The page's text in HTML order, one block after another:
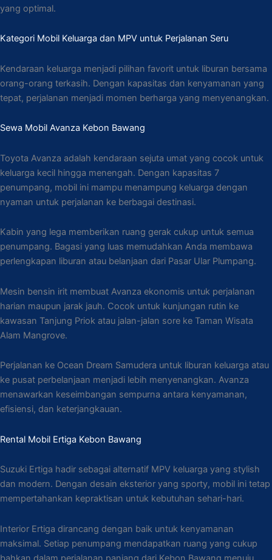
yang optimal.
Kategori Mobil Keluarga dan MPV untuk Perjalanan Seru
Kendaraan keluarga menjadi pilihan favorit untuk liburan bersama
orang-orang terkasih. Dengan kapasitas dan kenyamanan yang
tepat, perjalanan menjadi momen berharga yang menyenangkan.
Sewa Mobil Avanza Kebon Bawang
Toyota Avanza adalah kendaraan sejuta umat yang cocok untuk
keluarga kecil hingga menengah. Dengan kapasitas 7
penumpang, mobil ini mampu menampung keluarga dengan
nyaman untuk perjalanan ke berbagai destinasi.
Kabin yang lega memberikan ruang gerak cukup untuk semua
penumpang. Bagasi yang luas memudahkan Anda membawa
perlengkapan liburan atau belanjaan dari Pasar Ular Plumpang.
Mesin bensin irit membuat Avanza ekonomis untuk perjalanan
harian maupun jarak jauh. Cocok untuk kunjungan rutin ke
kawasan Tanjung Priok atau jalan-jalan sore ke Taman Wisata
Alam Mangrove.
Perjalanan ke Ocean Dream Samudera untuk liburan keluarga atau
ke pusat perbelanjaan menjadi lebih menyenangkan. Avanza
menawarkan keseimbangan sempurna antara kenyamanan,
efisiensi, dan keterjangkauan.
Rental Mobil Ertiga Kebon Bawang
Suzuki Ertiga hadir sebagai alternatif MPV keluarga yang stylish
dan modern. Dengan desain eksterior yang sporty, mobil ini tetap
mempertahankan kepraktisan untuk kebutuhan sehari-hari.
Interior Ertiga dirancang dengan baik untuk kenyamanan
maksimal. Setiap penumpang mendapatkan ruang yang cukup